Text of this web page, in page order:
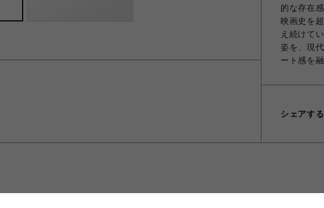
的な存在
映画史を
え続けて
姿を、現
ート感を
シェアする